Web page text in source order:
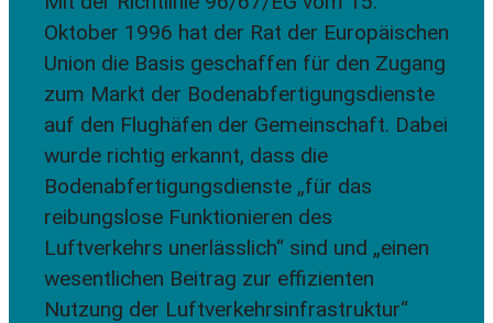
Oktober 1996 hat der Rat der Europäischen
Union die Basis geschaffen für den Zugang
zum Markt der Bodenabfertigungsdienste
auf den Flughäfen der Gemeinschaft. Dabei
wurde richtig erkannt, dass die
Bodenabfertigungsdienste „für das
reibungslose Funktionieren des
Luftverkehrs unerlässlich“ sind und „einen
wesentlichen Beitrag zur effizienten
Nutzung der Luftverkehrsinfrastruktur“